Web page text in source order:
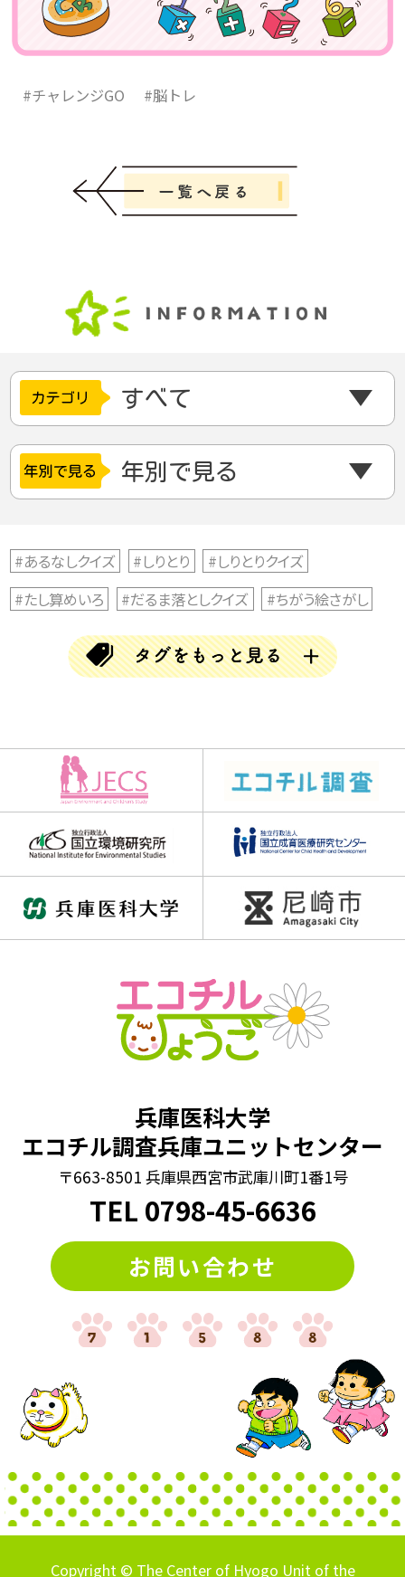
#チャレンジGO #脳トレ
#あるなしクイズ #しりとり
#しりとりクイズ
#たし算めいろ
#だるま落としクイズ
#ちがう絵さがし
#ちがう絵探し
#とんちクイズ
#なぞなぞ
#ならび替えクイズ
#ならべかえクイズ
#アハムービー
#アハ動画 #クイズ
#クリスマス
#クロスワード
#チャレンジGO
#チャレンジゴー
#ブロック当て
#三文字熟語
#三文字熟語クイズ
#並べかえクイズ
#並べ替えクイズ
#乳歯調査
#仲間はずれクイズ
#学童期検査
#対義語クイズ
#文字並べ替えクイズ
#法則クイズ
#漢字間違いさがし
#漢字間違い探し
#熟語クイズ
#穴埋めクイズ
#間違い探し
兵庫医科大学
エコチル調査兵庫ユニットセンター
〒663-8501 兵庫県西宮市武庫川町1番1号
TEL 0798-45-6636
お問い合わせ
Copyright © The Center of Hyogo Unit of the